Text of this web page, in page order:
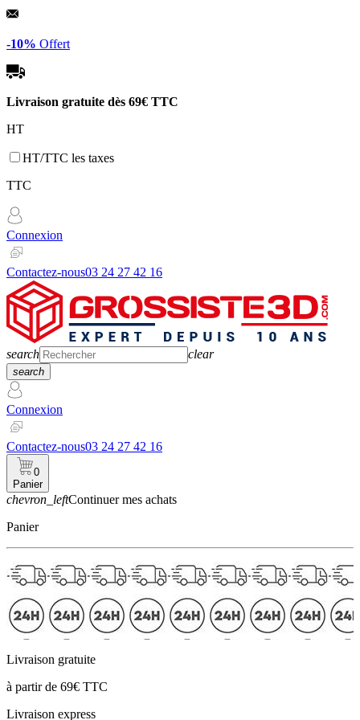
Panneau de gestion des cookies
-10% Offert
Livraison gratuite dès 69€ TTC
HT
HT/TTC les taxes
TTC
Connexion
Contactez-nous03 24 27 42 16
search clear
search
Connexion
Contactez-nous03 24 27 42 16
0
Panier
chevron_leftContinuer mes achats
Panier
Livraison gratuite
à partir de 69€ TTC
Livraison express